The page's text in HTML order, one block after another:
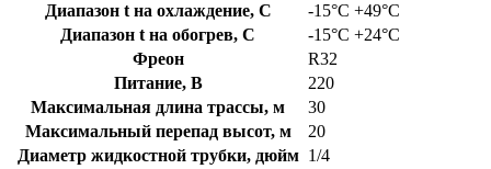
Диапазон t на охлаждение, C
-15°С +49°С
Диапазон t на обогрев, C
-15°С +24°С
Фреон
R32
Питание, В
220
Максимальная длина трассы, м
30
Максимальный перепад высот, м
20
Диаметр жидкостной трубки, дюйм 1/4